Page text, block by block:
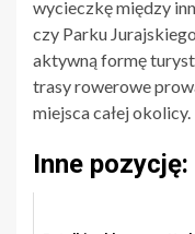
wycieczkę między
czy Parku
aktywną formę
trasy rowerowe
miejsca całej okolicy.
Inne pozycję: